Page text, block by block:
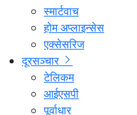
स्मार्टवाच
होम अप्लाइन्सेस
एक्सेसरिज
दूरसञ्चार
टेलिकम
आईएसपी
पूर्वाधार